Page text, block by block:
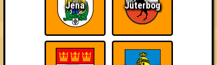
Wir sind immer bei
Nerven aus Stahl
The Amount of
damn high
Jena Jüterbog